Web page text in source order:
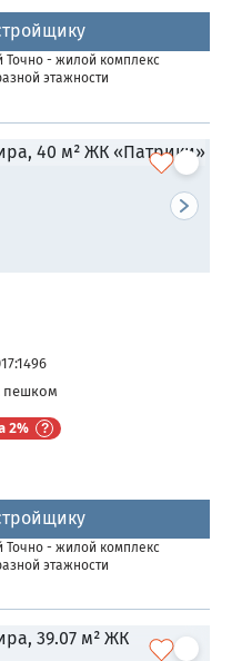
Точно - жилой комплекс
этажности
комплекс с концепцией
пешком
2%
Точно - жилой комплекс
этажности
комплекс с концепцией